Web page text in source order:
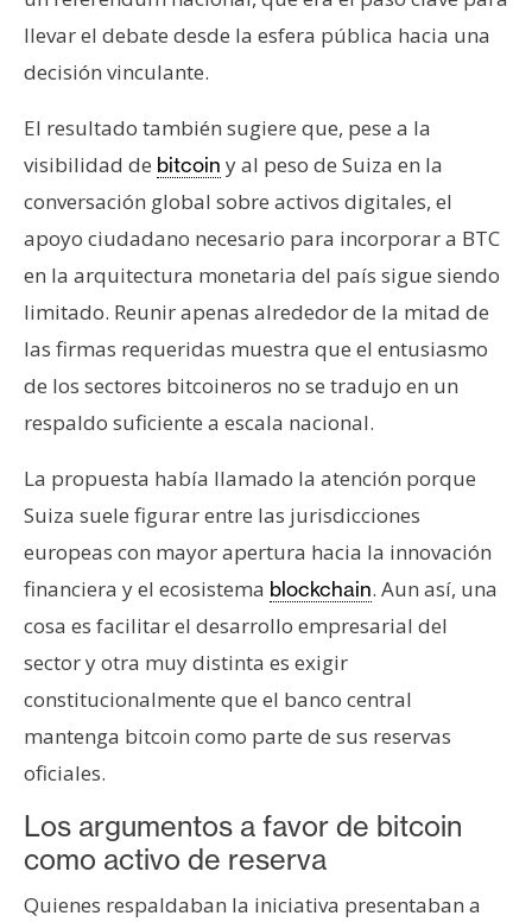
llevar el debate desde la esfera pública hacia una
decisión vinculante.
El resultado también sugiere que, pese a la
visibilidad de bitcoin y al peso de Suiza en la
conversación global sobre activos digitales, el
apoyo ciudadano necesario para incorporar a BTC
en la arquitectura monetaria del país sigue siendo
limitado. Reunir apenas alrededor de la mitad de
las firmas requeridas muestra que el entusiasmo
de los sectores bitcoineros no se tradujo en un
respaldo suficiente a escala nacional.
La propuesta había llamado la atención porque
Suiza suele figurar entre las jurisdicciones
europeas con mayor apertura hacia la innovación
financiera y el ecosistema blockchain. Aun así, una
cosa es facilitar el desarrollo empresarial del
sector y otra muy distinta es exigir
constitucionalmente que el banco central
mantenga bitcoin como parte de sus reservas
oficiales.
Los argumentos a favor de bitcoin
como activo de reserva
Quienes respaldaban la iniciativa presentaban a